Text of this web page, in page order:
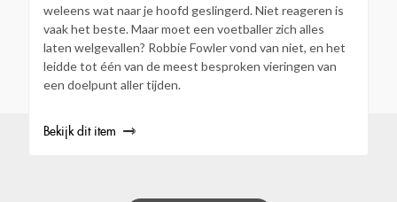
weleens wat naar je hoofd geslingerd. Niet reageren is
vaak het beste. Maar moet een voetballer zich alles
laten welgevallen? Robbie Fowler vond van niet, en het
leidde tot één van de meest besproken vieringen van
een doelpunt aller tijden.
Bekijk dit item